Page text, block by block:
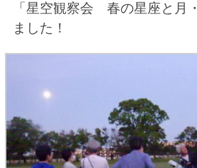
「星空観察会 春の星座と月・
ました！